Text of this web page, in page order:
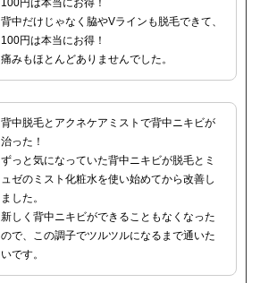
100円は本当にお得！
背中だけじゃなく脇やVラインも脱毛できて、
100円は本当にお得！
痛みもほとんどありませんでした。
背中脱毛とアクネケアミストで背中ニキビが
治った！
ずっと気になっていた背中ニキビが脱毛とミ
ュゼのミスト化粧水を使い始めてから改善し
ました。
新しく背中ニキビができることもなくなった
ので、この調子でツルツルになるまで通いた
いです。